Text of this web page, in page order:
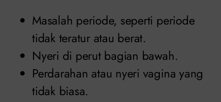
Masalah periode, seperti periode
tidak teratur atau berat.
Nyeri di perut bagian bawah.
Perdarahan atau nyeri vagina yang
tidak biasa.